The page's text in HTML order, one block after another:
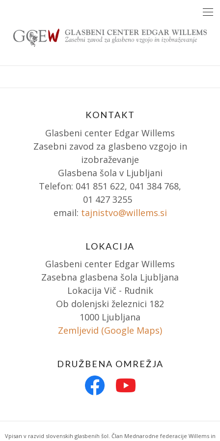
content
KONTAKT
Glasbeni center Edgar Willems
Zasebni zavod za glasbeno vzgojo in
izobraževanje
Glasbena šola v Ljubljani
Telefon: 041 851 622, 041 384 768,
01 427 3255
email: tajnistvo@willems.si
LOKACIJA
Glasbeni center Edgar Willems
Zasebna glasbena šola Ljubljana
Lokacija Vič - Rudnik
Ob dolenjski železnici 182
1000 Ljubljana
Zemljevid (Google Maps)
DRUŽBENA OMREŽJA
Vpisan v razvid slovenskih glasbenih šol. Član Mednarodne federacije Willems in